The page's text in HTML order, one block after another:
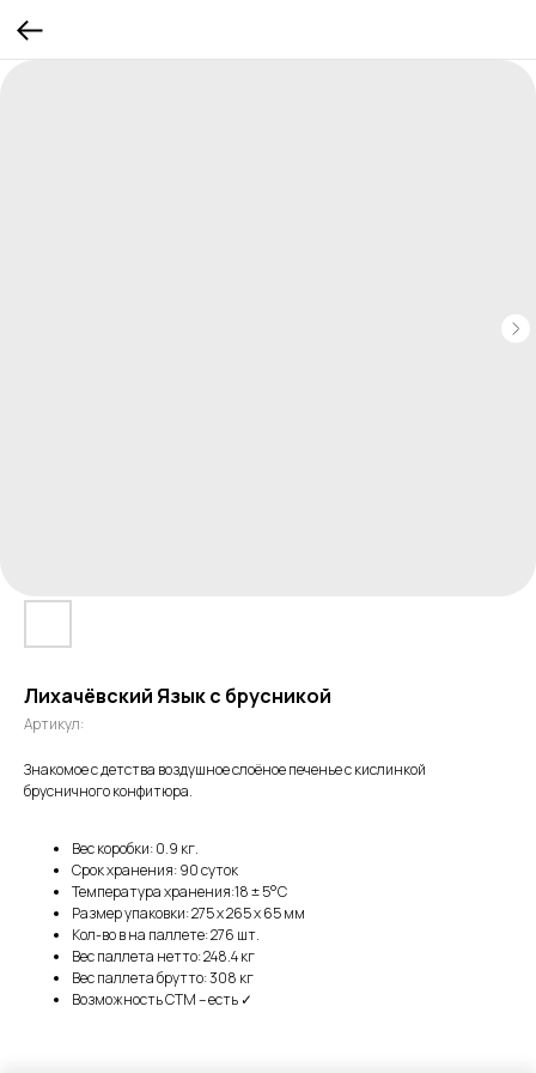
Лихачёвский Язык с брусникой
Артикул:
Знакомое с детства воздушное слоёное печенье с кислинкой
брусничного конфитюра.
Вес коробки: 0.9 кг.
Срок хранения: 90 суток
Температура хранения:18 ± 5°C
Размер упаковки: 275 х 265 х 65 мм
Кол-во в на паллете: 276 шт.
Вес паллета нетто: 248.4 кг
Вес паллета брутто: 308 кг
Возможность СТМ – есть ✓